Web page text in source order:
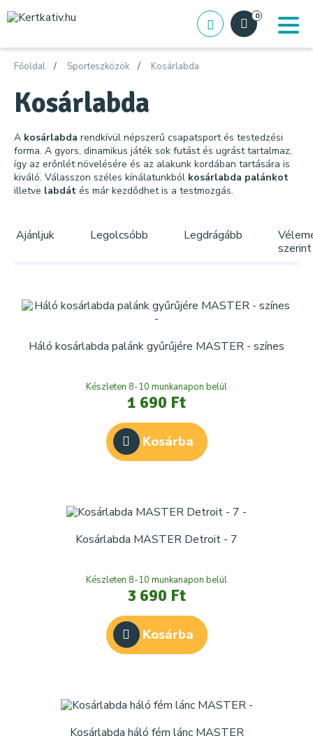
0
Főoldal Sporteszközök Kosárlabda
Kosárlabda
A kosárlabda rendkívül népszerű csapatsport és testedzési
forma. A gyors, dinamikus játék sok futást és ugrást tartalmaz,
így az erőnlét növelésére és az alakunk kordában tartására is
kiváló. Válasszon széles kínálatunkból kosárlabda palánkot
illetve labdát és már kezdődhet is a testmozgás.
Ajánljuk Legolcsóbb Legdrágább
szerint
Háló kosárlabda palánk gyűrűjére MASTER - színes
Készleten 8-10 munkanapon belül
1 690 Ft
Kosárba
Kosárlabda MASTER Detroit - 7
Készleten 8-10 munkanapon belül
3 690 Ft
Kosárba
Kosárlabda háló fém lánc MASTER